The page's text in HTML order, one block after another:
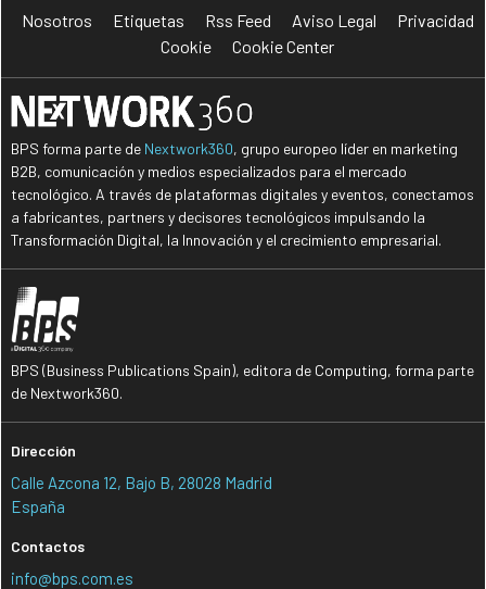
Nosotros Etiquetas Rss Feed Aviso Legal
Privacidad
Cookie
Cookie Center
BPS forma parte de Nextwork360, grupo europeo líder en marketing
B2B, comunicación y medios especializados para el mercado
tecnológico. A través de plataformas digitales y eventos, conectamos
a fabricantes, partners y decisores tecnológicos impulsando la
Transformación Digital, la Innovación y el crecimiento empresarial.
BPS (Business Publications Spain), editora de Computing, forma parte
de Nextwork360.
Dirección
Calle Azcona 12, Bajo B, 28028 Madrid
España
Contactos
info@bps.com.es